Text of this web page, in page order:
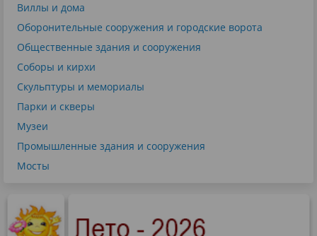
Виллы и дома
Оборонительные сооружения и городские ворота
Общественные здания и сооружения
Соборы и кирхи
Скульптуры и мемориалы
Парки и скверы
Музеи
Промышленные здания и сооружения
Мосты